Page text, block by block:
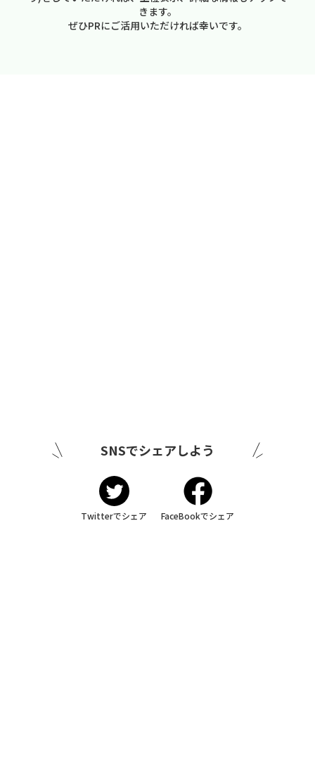
きます。
ぜひPRにご活用いただければ幸いです。
SNSでシェアしよう
Twitterでシェア FaceBookでシェア